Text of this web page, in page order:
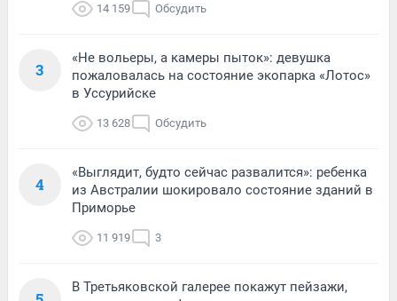
14 159 Обсудить
3
«Не вольеры, а камеры пыток»: девушка
пожаловалась на состояние экопарка «Лотос»
в Уссурийске
13 628 Обсудить
4
«Выглядит, будто сейчас развалится»: ребенка
из Австралии шокировало состояние зданий в
Приморье
11 919 3
В Третьяковской галерее покажут пейзажи,